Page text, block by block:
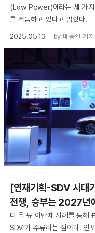
(Low Power)이라는 세 가지
를 거듭하고 있다고 밝혔다.
2025.05.13
by 배종인 기자
[연재기획-SDV 시대
전쟁, 승부는 2027년
디 올 뉴 아반떼 사례를 통해
SDV’가 주류라는 점이다. 인